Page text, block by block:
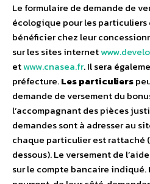
Le formulaire de demande de
écologique pour les particuliers
bénéficier chez leur
sur les sites internet
etwww.cnasea.fr. Il sera
préfecture.Les particuliers
demande de versement du
l’accompagnant des pièces
demandes sont à adresser au
chaque particulier est rattaché
dessous). Le versement de
sur le compte bancaire indiqué.